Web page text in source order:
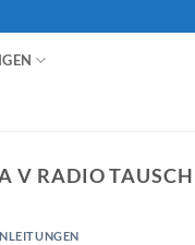
V RADIO